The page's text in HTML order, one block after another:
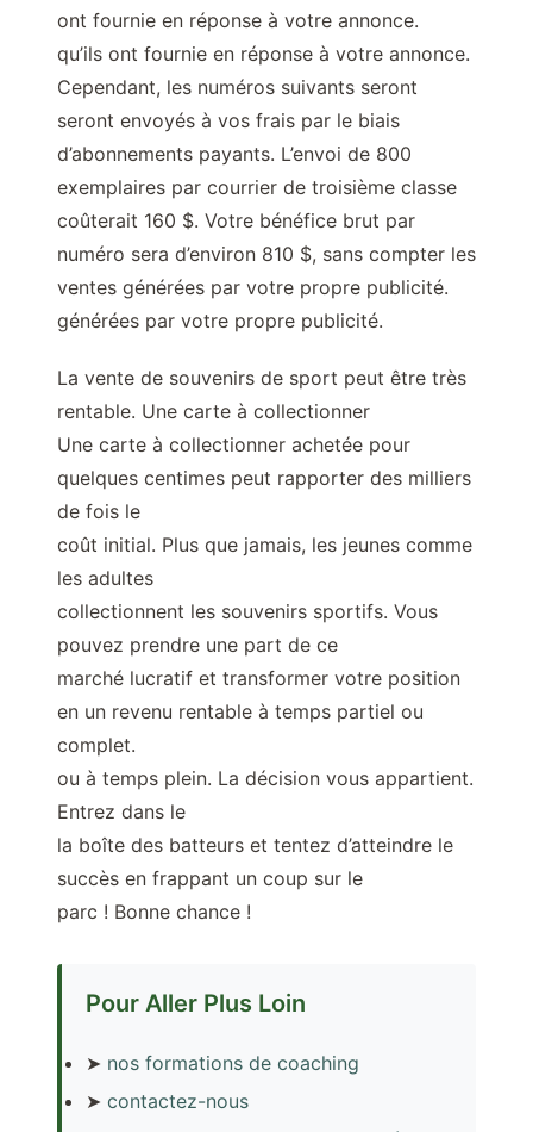
ont fournie en réponse à votre annonce.
qu’ils ont fournie en réponse à votre annonce.
Cependant, les numéros suivants seront
seront envoyés à vos frais par le biais
d’abonnements payants. L’envoi de 800
exemplaires par courrier de troisième classe
coûterait 160 $. Votre bénéfice brut par
numéro sera d’environ 810 $, sans compter les
ventes générées par votre propre publicité.
générées par votre propre publicité.
La vente de souvenirs de sport peut être très
rentable. Une carte à collectionner
Une carte à collectionner achetée pour
quelques centimes peut rapporter des milliers
de fois le
coût initial. Plus que jamais, les jeunes comme
les adultes
collectionnent les souvenirs sportifs. Vous
pouvez prendre une part de ce
marché lucratif et transformer votre position
en un revenu rentable à temps partiel ou
complet.
ou à temps plein. La décision vous appartient.
Entrez dans le
la boîte des batteurs et tentez d’atteindre le
succès en frappant un coup sur le
parc ! Bonne chance !
Pour Aller Plus Loin
➤ nos formations de coaching
➤ contactez-nous